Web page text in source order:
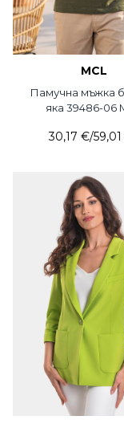
MCL
Памучна мъжка
яка 39486-06
30,17 €/59,01